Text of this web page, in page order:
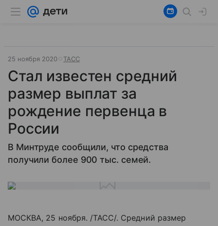
25 ноября 2020 ТАСС
Стал известен средний
размер выплат за
рождение первенца в
России
В Минтруде сообщили, что средства
получили более 900 тыс. семей.
МОСКВА, 25 ноября. /ТАСС/. Средний размер